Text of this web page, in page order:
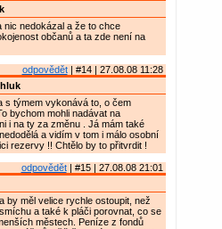
nedokázal a že to chce
občanů a ta zde není na
odpovědět| #14 | 27.08.08 11:28
s týmem vykonává to, o čem
bychom mohli nadávat na
i na ty za změnu . Já mám také
a vidím v tom i málo osobní
rezervy !! Chtělo by to přitvrdit !
odpovědět| #15 | 27.08.08 21:01
by měl velice rychle ostoupit, než
a také k pláči porovnat, co se
městech. Peníze z fondů